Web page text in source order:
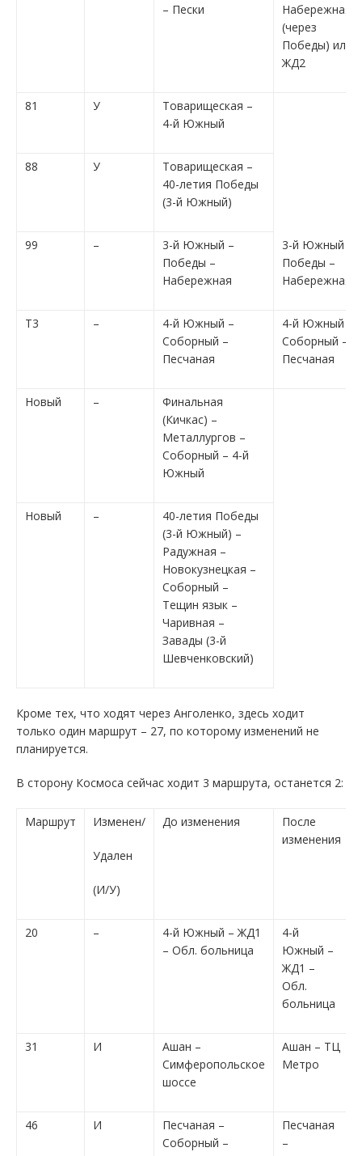
– Пески
Набережная
(через
Победы) или
ЖД2
81 У
Товарищеская –
4-й Южный
88 У
Товарищеская –
40-летия Победы
(3-й Южный)
99 –
3-й Южный –
Победы –
Набережная
3-й Южный –
Победы –
Набережная
Т3 –
4-й Южный –
Соборный –
Песчаная
4-й Южный –
Соборный –
Песчаная
Новый –
Финальная
(Кичкас) –
Металлургов –
Соборный – 4-й
Южный
Новый –
40-летия Победы
(3-й Южный) –
Радужная –
Новокузнецкая –
Соборный –
Тещин язык –
Чаривная –
Завады (3-й
Шевченковский)
Кроме тех, что ходят через Анголенко, здесь ходит
только один маршрут – 27, по которому изменений не
планируется.
В сторону Космоса сейчас ходит 3 маршрута, останется 2:
Маршрут Изменен/
Удален
(И/У)
До изменения
После
изменения
20 –
4-й Южный – ЖД1
– Обл. больница
4-й
Южный –
ЖД1 –
Обл.
больница
31 И
Ашан –
Симферопольское
шоссе
Ашан – ТЦ
Метро
46 И
Песчаная –
Соборный –
Песчаная
–